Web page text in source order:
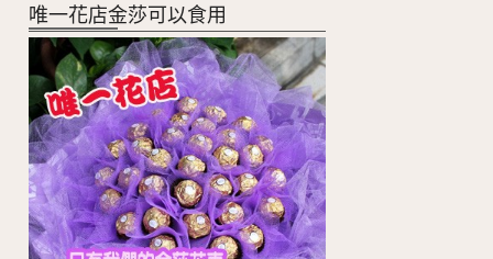
唯一花店金莎可以食用